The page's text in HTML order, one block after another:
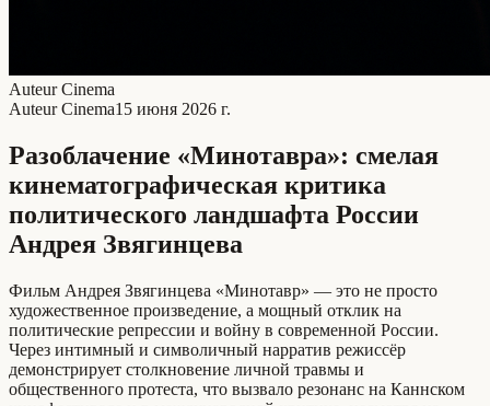
Auteur Cinema
Auteur Cinema15 июня 2026 г.
Разоблачение «Минотавра»: смелая
кинематографическая критика
политического ландшафта России
Андрея Звягинцева
Фильм Андрея Звягинцева «Минотавр» — это не просто
художественное произведение, а мощный отклик на
политические репрессии и войну в современной России.
Через интимный и символичный нарратив режиссёр
демонстрирует столкновение личной травмы и
общественного протеста, что вызвало резонанс на Каннском